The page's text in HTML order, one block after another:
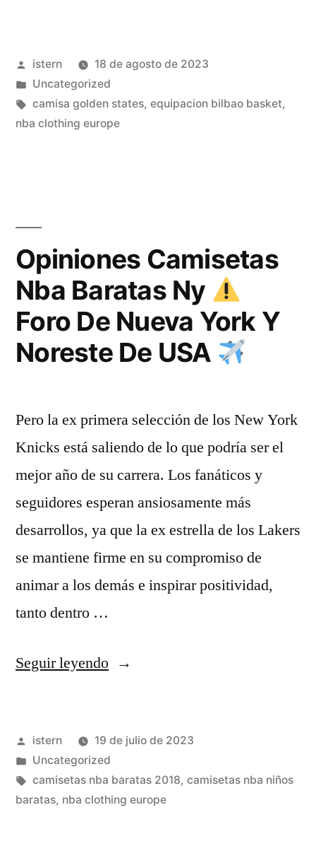
nba
boston
celtics
Publicado
por
istern
18 de agosto de 2023
Publicado
en
Uncategorized
Etiquetas:
camisa golden states, equipacion bilbao basket,
nba clothing europe
Opiniones Camisetas
Nba Baratas Ny
Foro De Nueva York Y
Noreste De USA
Pero la ex primera selección de los New York
Knicks está saliendo de lo que podría ser el
mejor año de su carrera. Los fanáticos y
seguidores esperan ansiosamente más
desarrollos, ya que la ex estrella de los Lakers
se mantiene firme en su compromiso de
animar a los demás e inspirar positividad,
tanto dentro …
Seguir leyendo«Opiniones
Baratas
Ny
Publicado
por
istern
19 de julio de 2023
Publicado
en
Uncategorized
Etiquetas:
camisetas nba baratas 2018, camisetas nba niños
baratas, nba clothing europe